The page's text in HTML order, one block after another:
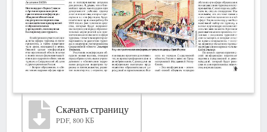
Скачать страницу
PDF, 800 КБ